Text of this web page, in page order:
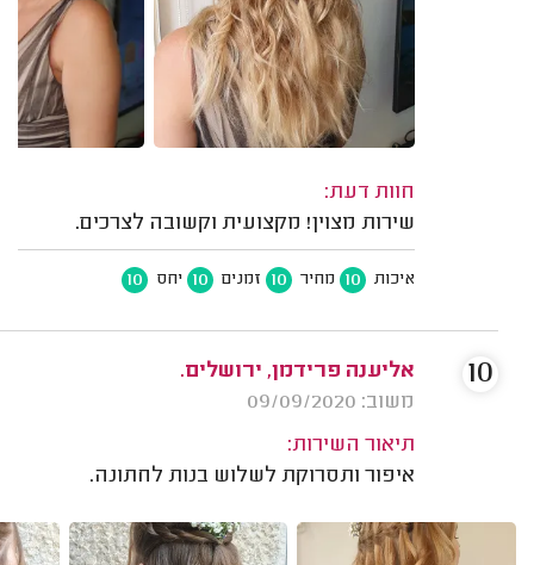
חוות דעת:
שירות מצוין! מקצועית וקשובה לצרכים.
איכות 10 מחיר 10 זמנים 10 יחס 10
אליענה פרידמן, ירושלים.
משוב: 09/09/2020
תיאור השירות:
איפור ותסרוקת לשלוש בנות לחתונה.
10